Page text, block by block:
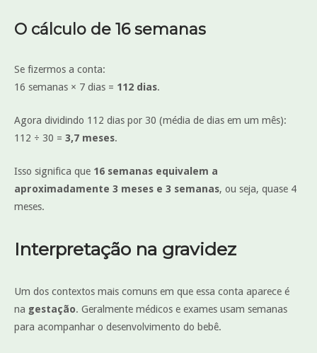
O cálculo de 16 semanas
Se fizermos a conta:
16 semanas × 7 dias = 112 dias.
Agora dividindo 112 dias por 30 (média de dias em um mês):
112 ÷ 30 = 3,7 meses.
Isso significa que 16 semanas equivalem a
aproximadamente 3 meses e 3 semanas, ou seja, quase 4
meses.
Interpretação na gravidez
Um dos contextos mais comuns em que essa conta aparece é
na gestação. Geralmente médicos e exames usam semanas
para acompanhar o desenvolvimento do bebê.